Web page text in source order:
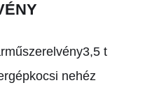
3,5 t
nehéz